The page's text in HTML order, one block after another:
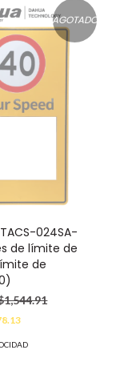
AGOTADO
024SA-
de límite de
de